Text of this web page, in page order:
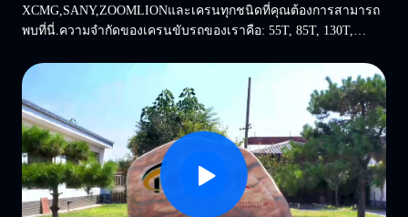
XCMG,SANY,ZOOMLIONและเครนทุกชนิดที่คุณต้องการสามารถ
พบที่นี่.ความจํากัดของเครนขับรถของเราคือ: 55T, 85T, 130T,
เนื่องจากความยืดหยุ่นและความสามารถในการเคลื่อนไหวข...